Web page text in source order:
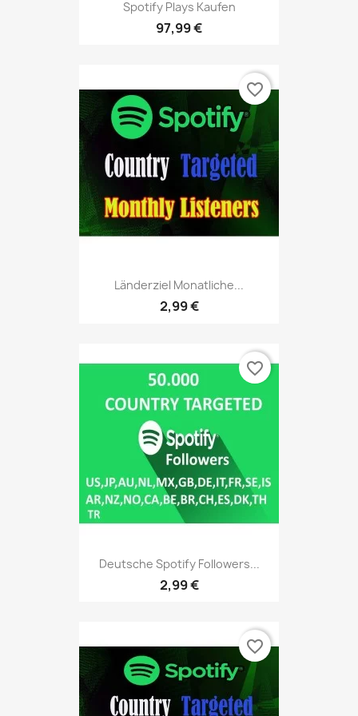
Spotify Plays Kaufen
97,99 €
Länderziel Monatliche...
2,99 €
favorite_border
Deutsche Spotify Followers...
2,99 €
favorite_border
favorite_border